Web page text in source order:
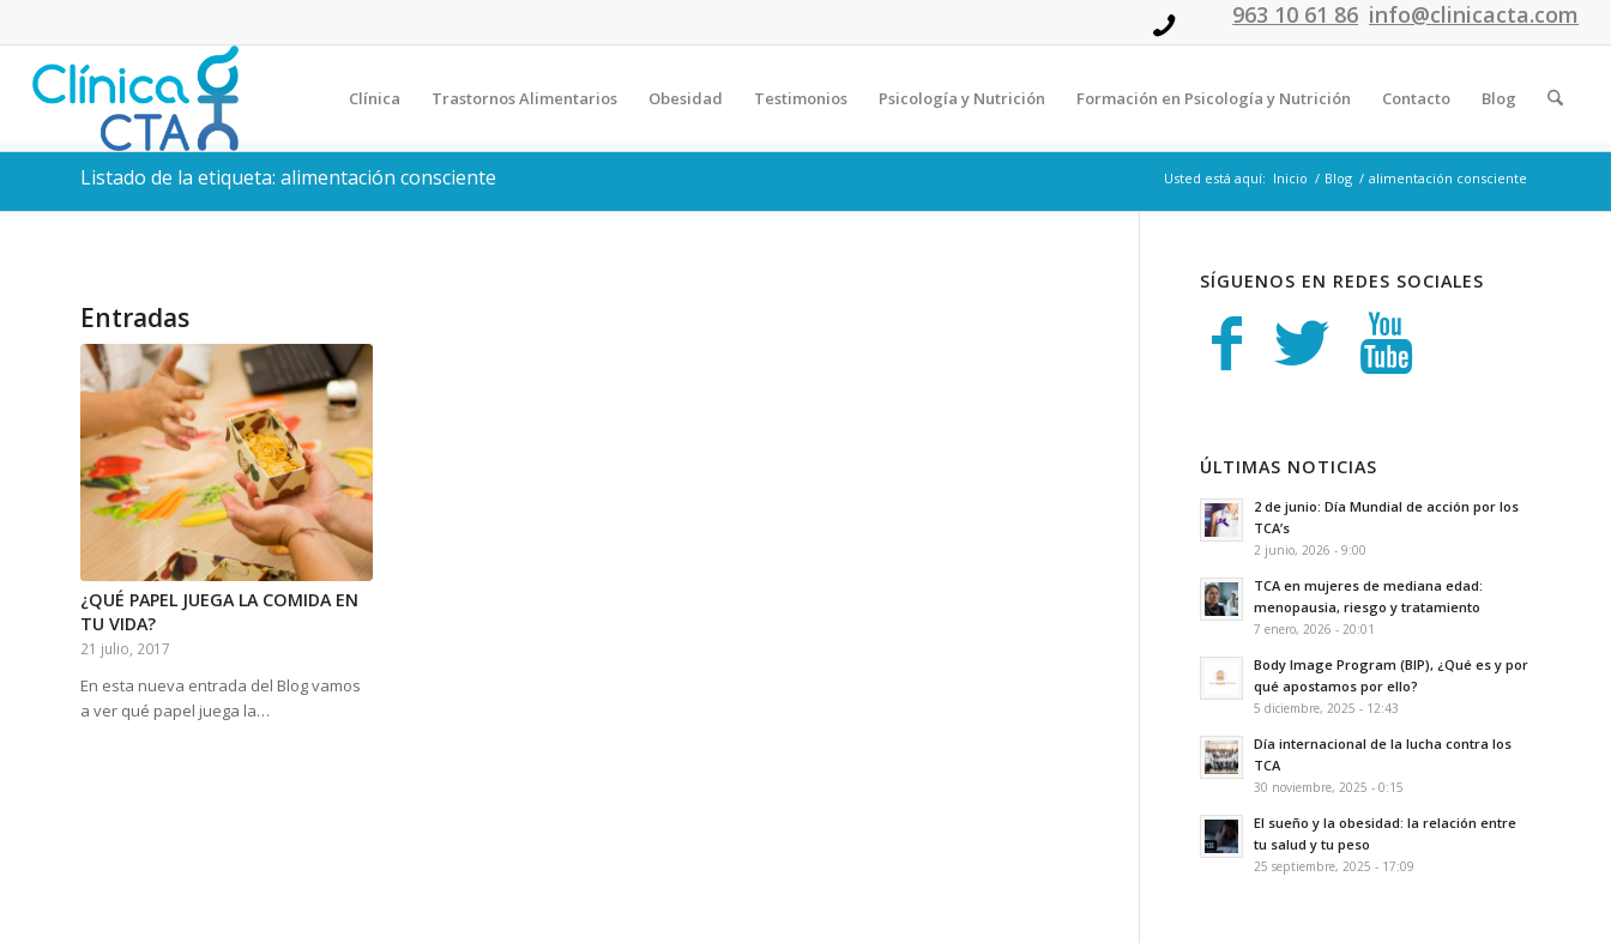
963 10 61 86 info@clinicacta.com
Clínica Trastornos Alimentarios Obesidad Testimonios Psicología y Nutrición Formación en Psicología y Nutrición Contacto Blog
Listado de la etiqueta: alimentación consciente Usted está aquí: Inicio / Blog / alimentación consciente
Entradas
¿QUÉ PAPEL JUEGA LA COMIDA EN
TU VIDA?
21 julio, 2017
En esta nueva entrada del Blog vamos
a ver qué papel juega la…
SÍGUENOS EN REDES SOCIALES
ÚLTIMAS NOTICIAS
2 de junio: Día Mundial de acción por los
TCA’s
2 junio, 2026 - 9:00
TCA en mujeres de mediana edad:
menopausia, riesgo y tratamiento
7 enero, 2026 - 20:01
Body Image Program (BIP), ¿Qué es y por
qué apostamos por ello?
5 diciembre, 2025 - 12:43
Día internacional de la lucha contra los
TCA
30 noviembre, 2025 - 0:15
El sueño y la obesidad: la relación entre
tu salud y tu peso
25 septiembre, 2025 - 17:09